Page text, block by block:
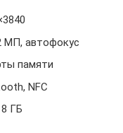
автофокус
памяти
NFC
ГБ